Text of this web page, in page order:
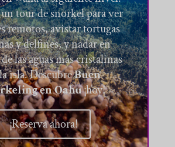
tour de snorkel para ver
remotos, avistar tortugas
y delfines, y nadar en
las aguas más cristalinas
isla. DescubreBuen
en Oahu¡hoy!
¡Reserva ahora!